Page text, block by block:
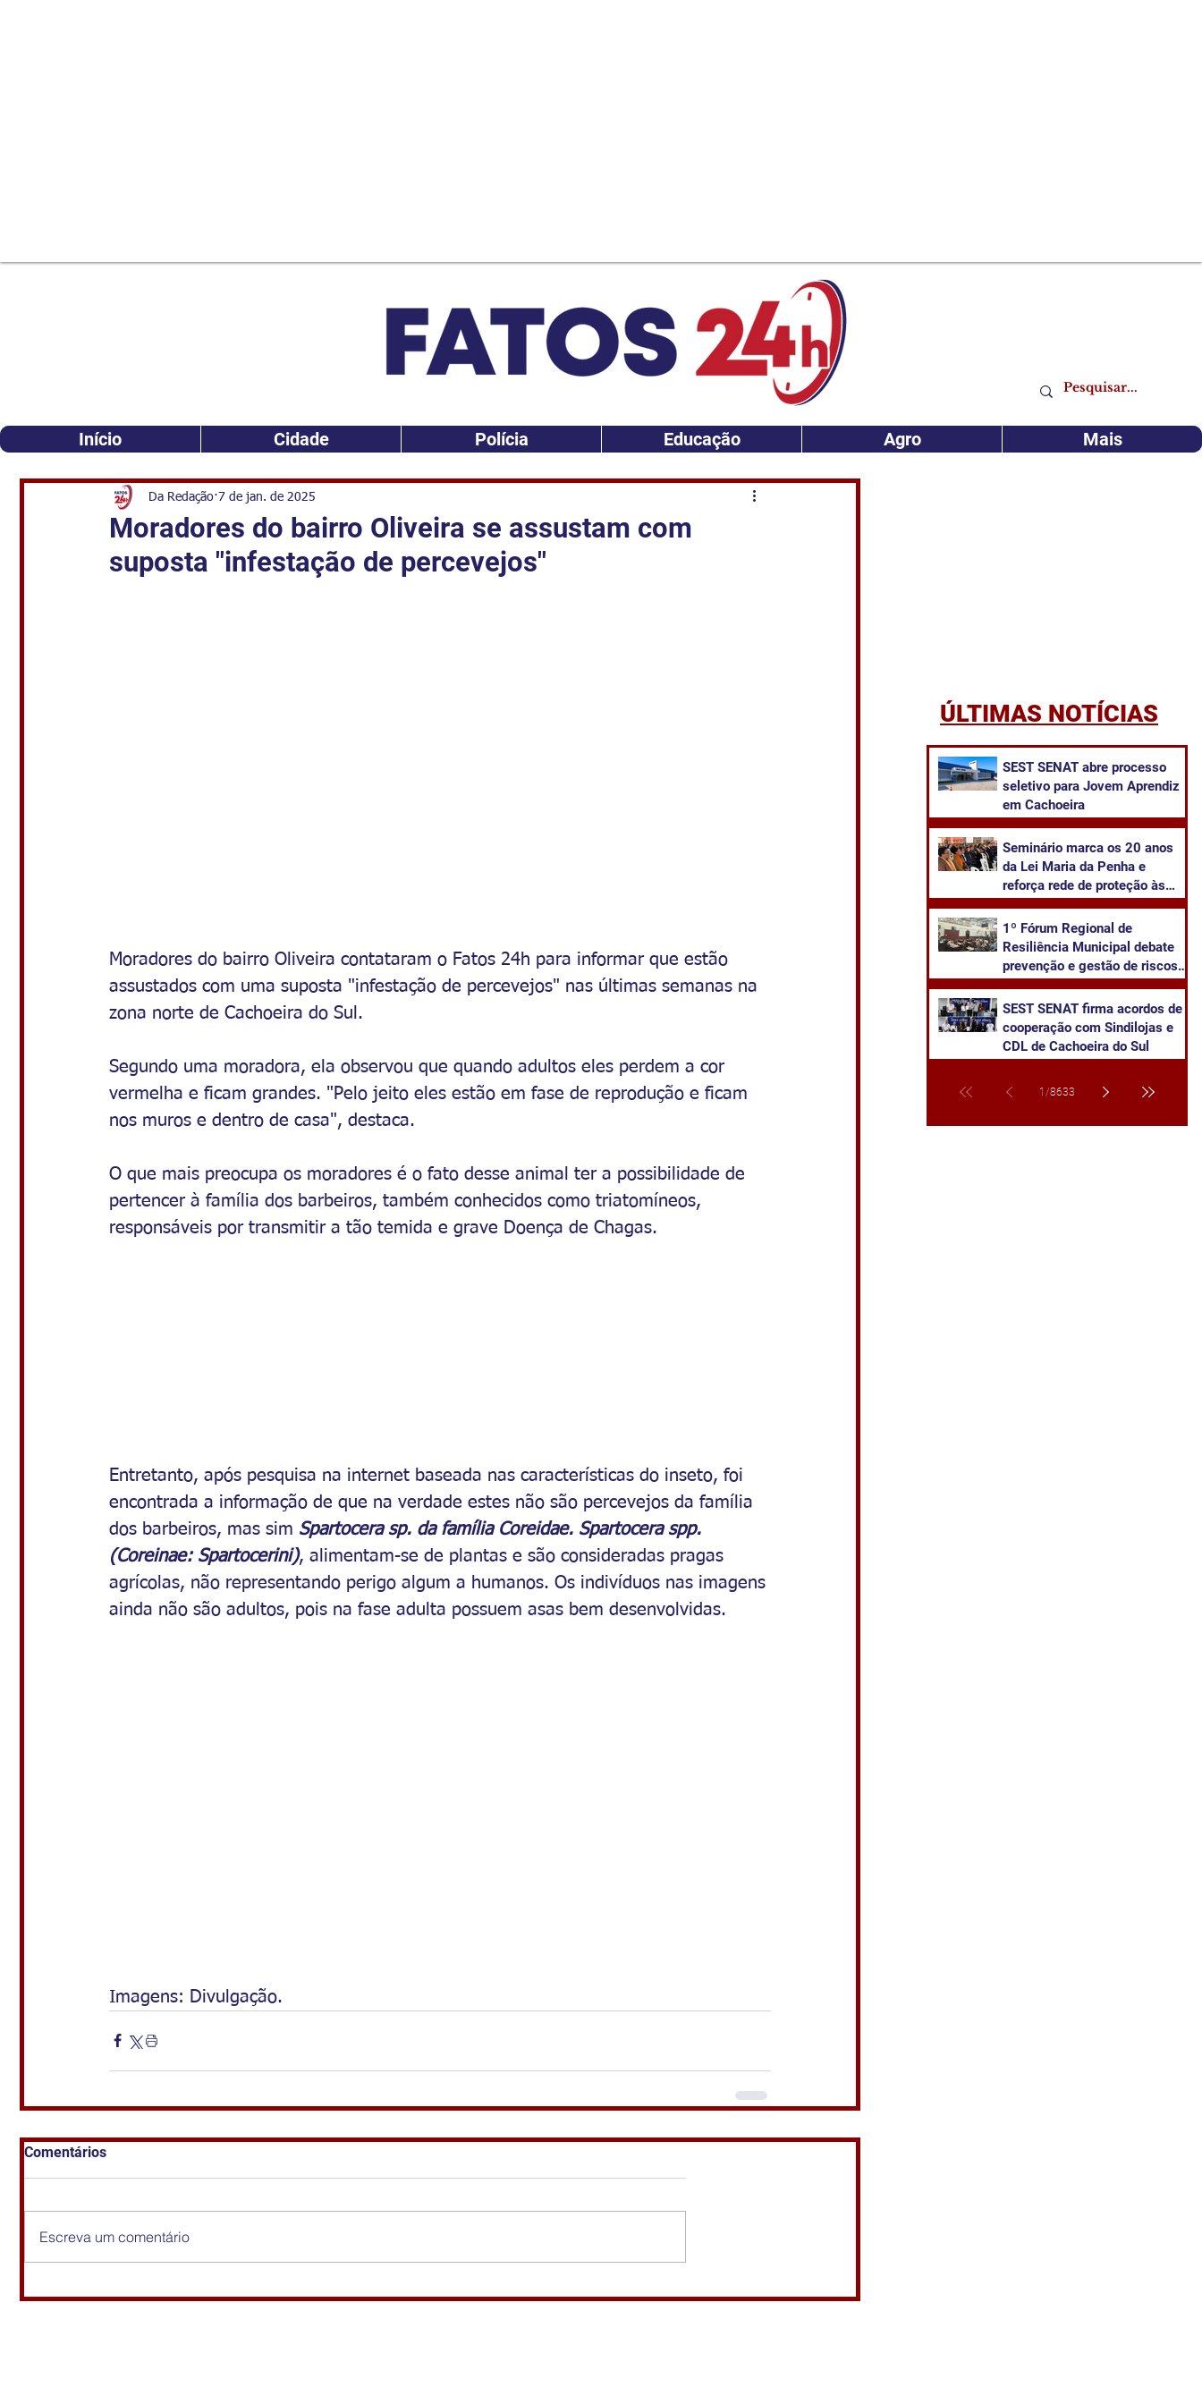
Início Cidade Polícia Educação Agro Mais
Moradores do bairro Oliveira se assustam com
suposta "infestação de percevejos"
Da Redação 7 de jan. de 2025
Moradores do bairro Oliveira contataram o Fatos 24h para informar que estão
assustados com uma suposta "infestação de percevejos" nas últimas semanas na
zona norte de Cachoeira do Sul.
Segundo uma moradora, ela observou que quando adultos eles perdem a cor
vermelha e ficam grandes. "Pelo jeito eles estão em fase de reprodução e ficam
nos muros e dentro de casa", destaca.
O que mais preocupa os moradores é o fato desse animal ter a possibilidade de
pertencer à família dos barbeiros, também conhecidos como triatomíneos,
responsáveis por transmitir a tão temida e grave Doença de Chagas.
Entretanto, após pesquisa na internet baseada nas características do inseto, foi
encontrada a informação de que na verdade estes não são percevejos da família
dos barbeiros, mas sim Spartocera sp. da família Coreidae. Spartocera spp.
(Coreinae: Spartocerini), alimentam-se de plantas e são consideradas pragas
agrícolas, não representando perigo algum a humanos. Os indivíduos nas imagens
ainda não são adultos, pois na fase adulta possuem asas bem desenvolvidas.
Imagens: Divulgação.
Comentários
Escreva um comentário
ÚLTIMAS NOTÍCIAS
SEST SENAT abre processo
seletivo para Jovem Aprendiz
em Cachoeira
Seminário marca os 20 anos
da Lei Maria da Penha e
reforça rede de proteção às
1º Fórum Regional de
Resiliência Municipal debate
prevenção e gestão de riscos
Sul
SEST SENAT firma acordos de
cooperação com Sindilojas e
CDL de Cachoeira do Sul
1 /8633